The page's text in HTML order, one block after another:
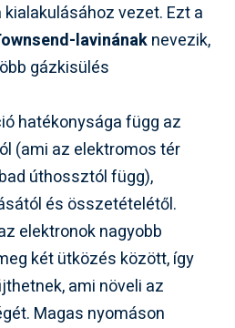
vezet. Ezt a
lavinánaknevezik,
gázkisülés
hatékonysága függ az
(ami az elektromos tér
úthossztól függ),
és összetételétől.
elektronok nagyobb
két ütközés között, így
ami növeli az
Magas nyomáson